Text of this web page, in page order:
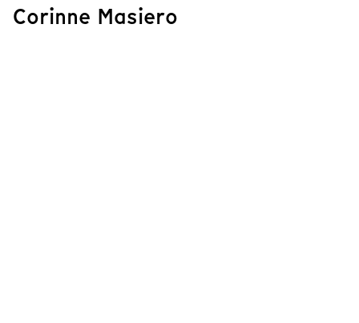
Corinne Masiero